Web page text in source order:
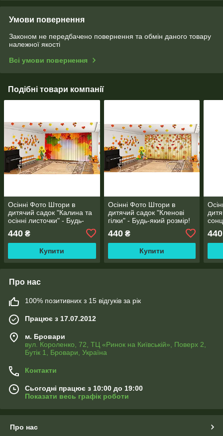
Умови повернення
Законом не передбачено повернення та обмін даного товару
належної якості
Всі умови повернення
Подібні товари компанії
Осінні Фото Штори в
дитячий садок "Калина та
осінні листочки" - Будь-
опис!
440 ₴
Купити
Осінні Фото Штори в
дитячий садок "Кленові
гілки" - Будь-який розмір!
440₴
Купити
440
Про нас
100% позитивних з 15 відгуків за рік
Працює з 17.07.2012
м. Бровари
вул. Короленко, 72, ТЦ «Ринок на Київській», Поверх 2,
Бутік 1, Бровари, Україна
Контакти
Сьогодні працює з 10:00 до 19:00
Показати весь графік роботи
Про нас